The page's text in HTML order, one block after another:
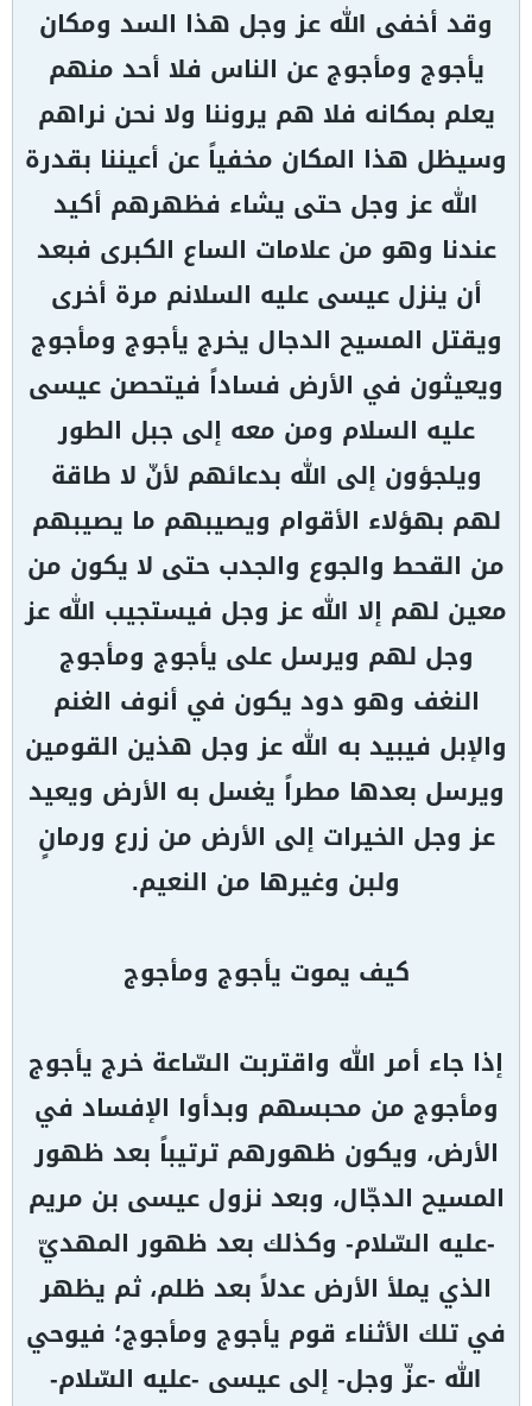
وقد أخفى الله عز وجل هذا السد ومكان
يأجوج ومأجوج عن الناس فلا أحد منهم
يعلم بمكانه فلا هم يروننا ولا نحن نراهم
وسيظل هذا المكان مخفياً عن أعيننا بقدرة
الله عز وجل حتى يشاء فظهرهم أكيد
عندنا وهو من علامات الساع الكبرى فبعد
أن ينزل عيسى عليه السلانم مرة أخرى
ويقتل المسيح الدجال يخرج يأجوج ومأجوج
ويعيثون في الأرض فساداً فيتحصن عيسى
عليه السلام ومن معه إلى جبل الطور
ويلجؤون إلى الله بدعائهم لأنّ لا طاقة
لهم بهؤلاء الأقوام ويصيبهم ما يصيبهم
من القحط والجوع والجدب حتى لا يكون من
معين لهم إلا الله عز وجل فيستجيب الله عز
وجل لهم ويرسل على يأجوج ومأجوج
النغف وهو دود يكون في أنوف الغنم
والإبل فيبيد به الله عز وجل هذين القومين
ويرسل بعدها مطراً يغسل به الأرض ويعيد
عز وجل الخيرات إلى الأرض من زرع ورمانٍ
ولبن وغيرها من النعيم.
كيف يموت يأجوج ومأجوج
إذا جاء أمر الله واقتربت السّاعة خرج يأجوج
ومأجوج من محبسهم وبدأوا الإفساد في
الأرض، ويكون ظهورهم ترتيباً بعد ظهور
المسيح الدجّال، وبعد نزول عيسى بن مريم
-عليه السّلام- وكذلك بعد ظهور المهديّ
الذي يملأ الأرض عدلاً بعد ظلم، ثم يظهر
في تلك الأثناء قوم يأجوج ومأجوج؛ فيوحي
الله -عزّ وجل- إلى عيسى -عليه السّلام-